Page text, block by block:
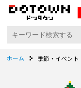
ホーム 季節・イベント